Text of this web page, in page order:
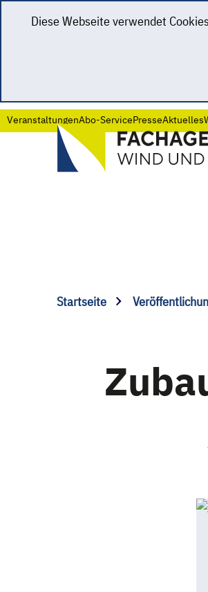
Diese Webseite verwendet
VeranstaltungenAbo-ServicePresseAktuelles
Startseite